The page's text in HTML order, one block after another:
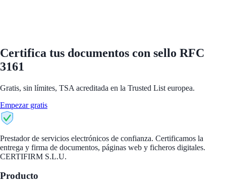
Certifica tus documentos con sello RFC
3161
Gratis, sin límites, TSA acreditada en la Trusted List europea.
Empezar gratis
Prestador de servicios electrónicos de confianza. Certificamos la
entrega y firma de documentos, páginas web y ficheros digitales.
CERTIFIRM S.L.U.
Producto